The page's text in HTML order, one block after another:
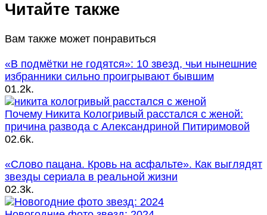
Читайте также
Вам также может понравиться
«В подмётки не годятся»: 10 звезд, чьи нынешние
избранники сильно проигрывают бывшим
01.2k.
Почему Никита Кологривый расстался с женой:
причина развода с Александриной Питиримовой
02.6k.
«Слово пацана. Кровь на асфальте». Как выглядят
звезды сериала в реальной жизни
02.3k.